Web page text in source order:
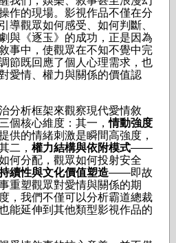
作的現場。影視作品不僅在分
導觀眾如何感受、如何判斷、
與《逐玉》的成功，正是因為
事中，使觀眾在不知不覺中完
節既回應了個人心理需求，也
愛情、權力與關係的價值認
分析框架來觀察現代愛情敘
個核心維度：其一，情動強度
的情緒刺激是瞬間高強度，
二， 權力結構與依附模式——
何分配，觀眾如何投射安全
續性與文化價值塑造——即故
重塑觀眾對愛情與關係的期
，我們不僅可以分析霸道總裁
能延伸到其他類型影視作品的